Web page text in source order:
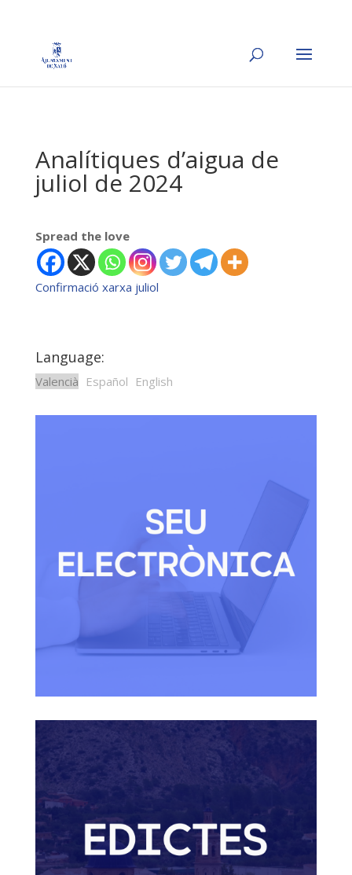
Analítiques d’aigua de
juliol de 2024
Spread the love
Confirmació xarxa juliol
Language:
Valencià Español English